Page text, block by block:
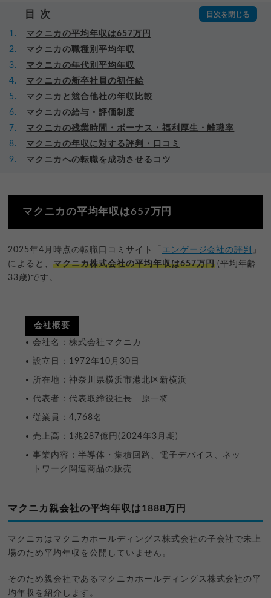
目次
マクニカの平均年収は657万円
マクニカの職種別平均年収
マクニカの年代別平均年収
マクニカの新卒社員の初任給
マクニカと競合他社の年収比較
マクニカの給与・評価制度
マクニカの残業時間・ボーナス・福利厚生・離職率
マクニカの年収に対する評判・口コミ
マクニカへの転職を成功させるコツ
マクニカの平均年収は657万円
2025年4月時点の転職口コミサイト「 エンゲージ会社の評判
」
によると、マクニカ株式会社の平均年収は657万円(平均年齢
33歳)です。
会社概要
会社名：株式会社マクニカ
設立日：1972年10月30日
所在地：神奈川県横浜市港北区新横浜
代表者：代表取締役社長 原一将
従業員：4,768名
売上高：1兆287億円(2024年3月期)
事業内容：半導体・集積回路、電子デバイス、ネッ
トワーク関連商品の販売
マクニカ親会社の平均年収は1888万円
マクニカはマクニカホールディングス株式会社の子会社で未上
場のため平均年収を公開していません。
そのため親会社であるマクニカホールディングス株式会社の平
均年収を紹介します。